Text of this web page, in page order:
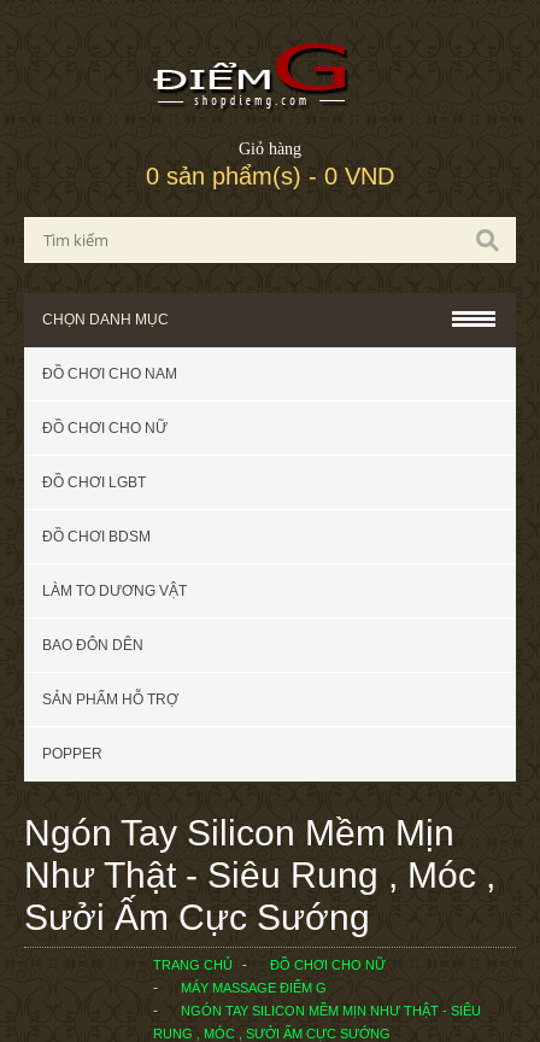
Giỏ hàng
0 sản phẩm(s) - 0 VND
CHỌN DANH MỤC
ĐỒ CHƠI CHO NAM
ĐỒ CHƠI CHO NỮ
ĐỒ CHƠI LGBT
ĐỒ CHƠI BDSM
LÀM TO DƯƠNG VẬT
BAO ĐÔN DÊN
SẢN PHẨM HỖ TRỢ
POPPER
Ngón Tay Silicon Mềm Mịn
Như Thật - Siêu Rung , Móc ,
Sưởi Ấm Cực Sướng
TRANG CHỦ
ĐỒ CHƠI CHO NỮ
MÁY MASSAGE ĐIỂM G
NGÓN TAY SILICON MỀM MỊN NHƯ THẬT - SIÊU
RUNG , MÓC , SƯỞI ẤM CỰC SƯỚNG